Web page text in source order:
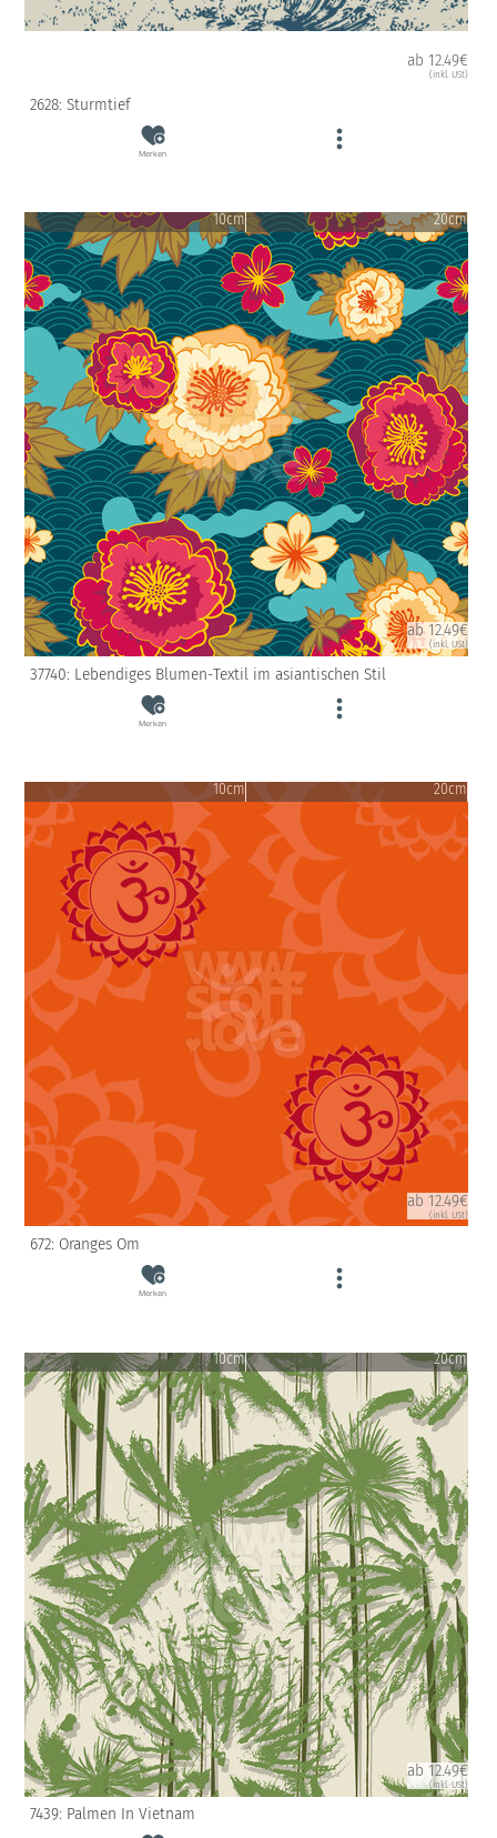
ab 12.49€
(inkl. USt)
2628: Sturmtief
Merken
10cm 20cm
ab 12.49€
(inkl. USt)
37740: Lebendiges Blumen-Textil im asiantischen Stil
Merken
10cm 20cm
ab 12.49€
(inkl. USt)
672: Oranges Om
Merken
10cm 20cm
ab 12.49€
(inkl. USt)
7439: Palmen In Vietnam